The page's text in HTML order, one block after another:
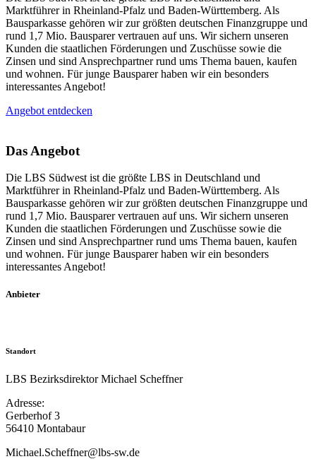
Marktführer in Rheinland-Pfalz und Baden-Württemberg. Als
Bausparkasse gehören wir zur größten deutschen Finanzgruppe und
rund 1,7 Mio. Bausparer vertrauen auf uns. Wir sichern unseren
Kunden die staatlichen Förderungen und Zuschüsse sowie die
Zinsen und sind Ansprechpartner rund ums Thema bauen, kaufen
und wohnen. Für junge Bausparer haben wir ein besonders
interessantes Angebot!
Angebot entdecken
Das Angebot
Die LBS Südwest ist die größte LBS in Deutschland und
Marktführer in Rheinland-Pfalz und Baden-Württemberg. Als
Bausparkasse gehören wir zur größten deutschen Finanzgruppe und
rund 1,7 Mio. Bausparer vertrauen auf uns. Wir sichern unseren
Kunden die staatlichen Förderungen und Zuschüsse sowie die
Zinsen und sind Ansprechpartner rund ums Thema bauen, kaufen
und wohnen. Für junge Bausparer haben wir ein besonders
interessantes Angebot!
Anbieter
Standort
LBS Bezirksdirektor Michael Scheffner
Adresse:
Gerberhof 3
56410 Montabaur
Michael.Scheffner@lbs-sw.de